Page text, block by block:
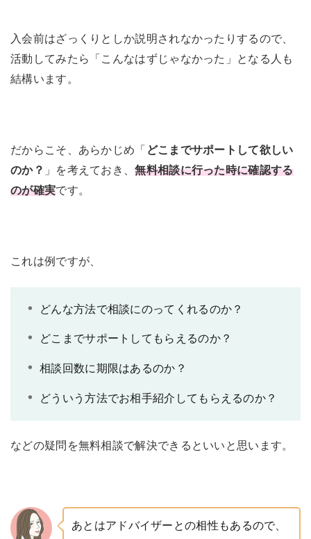
入会前はざっくりとしか説明されなかったりするので、
活動してみたら「こんなはずじゃなかった」となる人も
結構います。
だからこそ、あらかじめ「 どこまでサポートして欲しい
のか？ 」を考えておき、無料相談に行った時に確認する
のが確実です。
これは例ですが、
どんな方法で相談にのってくれるのか？
どこまでサポートしてもらえるのか？
相談回数に期限はあるのか？
どういう方法でお相手紹介してもらえるのか？
などの疑問を無料相談で解決できるといいと思います。
あとはアドバイザーとの相性もあるので、